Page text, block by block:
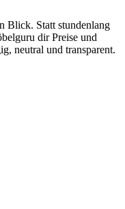
Blick. Statt stundenlang
dir Preise und
neutral und transparent.